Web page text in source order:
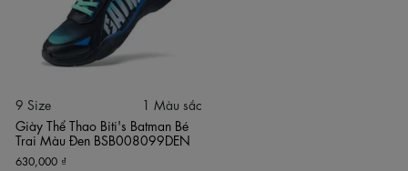
Thương hiệu Biti’s – chất lượng Việt cho trẻ em Việt
Thông số kỹ thuật:
Màu sắc: Đen phối xanh ngọc
Đối tượng: Bé trai (trẻ em)
Chất liệu upper: Lưới mesh + da tổng hợp
Chất liệu đế: EVA nguyên khối nhẹ + rãnh chống trượt
9 Size
1 Màu sắc
Giày Thể Thao Biti's Batman Bé
Trai Màu Đen BSB008099DEN
630,000 ₫